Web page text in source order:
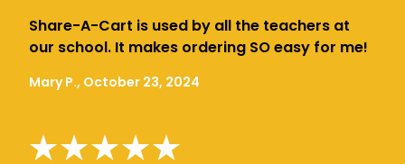
Share-A-Cart is used by all the teachers at
our school. It makes ordering SO easy for me!
Mary P., October 23, 2024